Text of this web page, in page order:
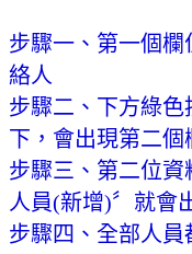
步驟一、第一個
絡人
步驟二、下方綠
下，會出現第二個
步驟三、第二位
人員(新增)〞就會
步驟四、全部人